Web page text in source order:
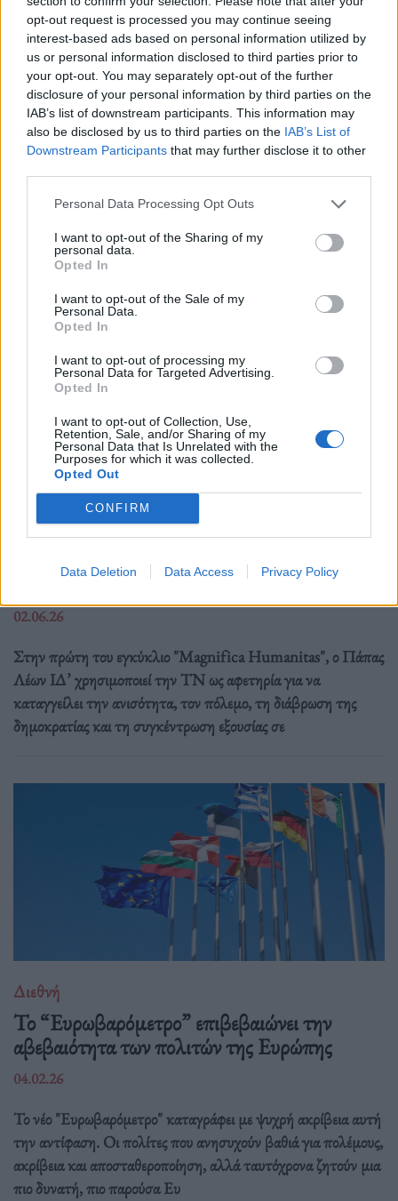
opt-out request is processed you may continue seeing
interest-based ads based on personal information utilized by
us or personal information disclosed to third parties prior to
your opt-out. You may separately opt-out of the further
disclosure of your personal information by third parties on the
IAB’s list of downstream participants. This information may
also be disclosed by us to third parties on the IAB’s List of
Downstream Participants that may further disclose it to other
Personal Data Processing Opt Outs
I want to opt-out of the Sharing of my
personal data.
Opted In
I want to opt-out of the Sale of my
Personal Data.
Opted In
I want to opt-out of processing my
Personal Data for Targeted Advertising.
Opted In
I want to opt-out of Collection, Use,
Retention, Sale, and/or Sharing of my
Personal Data that Is Unrelated with the
Purposes for which it was collected.
Opted Out
CONFIRM
Data Deletion Data Access Privacy Policy
Newsroom
Ετικέτες :Paul McCartney,Ουκρανία.
Δείτε επίσης
Ο Πάπας Λέων ΙΔ’ και η εγκύκλιος για την
Τεχνητή Νοημοσύνη, τη δημοκρατία και τη
συγκέντρωση ισχύος
02.06.26
Στην πρώτη του εγκύκλιο "Magnifica Humanitas", ο Πάπας
Λέων ΙΔ’ χρησιμοποιεί την ΤΝ ως αφετηρία για να
καταγγείλει την ανισότητα, τον πόλεμο, τη διάβρωση της
δημοκρατίας και τη συγκέντρωση εξουσίας σε
Διεθνή
Το “Ευρωβαρόμετρο” επιβεβαιώνει την
αβεβαιότητα των πολιτών της Ευρώπης
04.02.26
Το νέο "Ευρωβαρόμετρο" καταγράφει με ψυχρή ακρίβεια αυτή
την αντίφαση. Oι πολίτες που ανησυχούν βαθιά για πολέμους,
ακρίβεια και αποσταθεροποίηση, αλλά ταυτόχρονα ζητούν μια
πιο δυνατή, πιο παρούσα Ευ